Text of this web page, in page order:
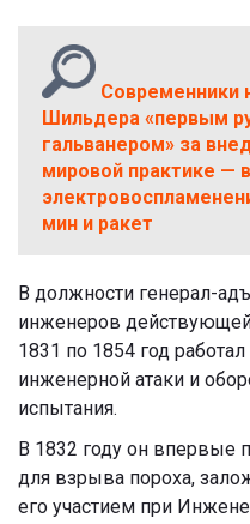
Современники
Шильдера «первым
гальванером» за
мировой практике —
мин и ракет
В должности генерал-
инженеров
1831 по 1854 год
инженерной атаки и
испытания.
В 1832 году он впервые
для взрыва пороха,
его участием при